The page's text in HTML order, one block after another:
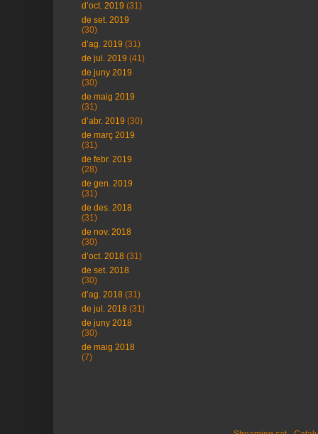
d’oct. 2019 (31)
de set. 2019
(30)
d’ag. 2019 (31)
de jul. 2019 (41)
de juny 2019
(30)
de maig 2019
(31)
d’abr. 2019 (30)
de març 2019
(31)
de febr. 2019
(28)
de gen. 2019
(31)
de des. 2018
(31)
de nov. 2018
(30)
d’oct. 2018 (31)
de set. 2018
(30)
d’ag. 2018 (31)
de jul. 2018 (31)
de juny 2018
(30)
de maig 2018
(7)